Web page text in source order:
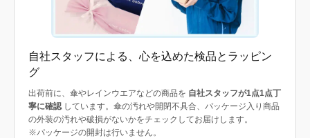
自社スタッフによる、心を込めた検品とラッピン
グ
出荷前に、傘やレインウエアなどの商品を 自社スタッフが1点1点丁
寧に確認しています。傘の汚れや開閉不具合、パッケージ入り商品
の外装の汚れや破損がないかをチェックしてお届けします。
※パッケージの開封は行いません。